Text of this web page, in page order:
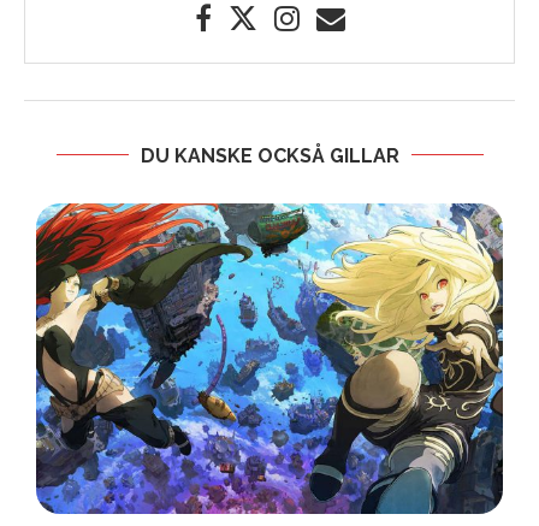
DU KANSKE OCKSÅ GILLAR